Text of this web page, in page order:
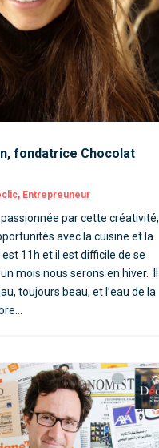
fondatrice Chocolat
, Entrepreuneur
par cette créativité,
avec la cuisine et la
11h et il est difficile de se
mois nous serons en hiver. Il
toujours beau, et l’eau de la